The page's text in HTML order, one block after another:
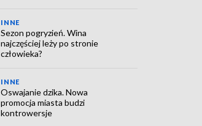
INNE
Sezon pogryzień. Wina
najczęściej leży po stronie
człowieka?
INNE
Oswajanie dzika. Nowa
promocja miasta budzi
kontrowersje